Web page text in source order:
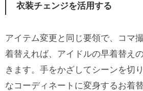
衣装チェンジを活用する
アイテム変更と同じ要領で、コマ
着替えれば、アイドルの早着替え
きます。手をかざしてシーンを切
なコーディネートに変身するお着